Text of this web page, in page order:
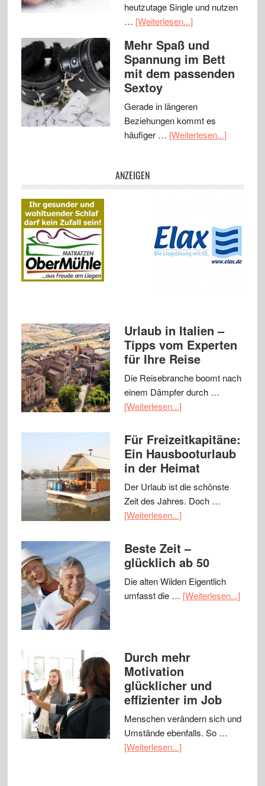
heutzutage Single und nutzen
… [Weiterlesen...]
Mehr Spaß und
Spannung im Bett
mit dem passenden
Sextoy
Gerade in längeren
Beziehungen kommt es
häufiger … [Weiterlesen...]
ANZEIGEN
Urlaub in Italien –
Tipps vom Experten
für Ihre Reise
Die Reisebranche boomt nach
einem Dämpfer durch …
[Weiterlesen...]
Für Freizeitkapitäne:
Ein Hausbooturlaub
in der Heimat
Der Urlaub ist die schönste
Zeit des Jahres. Doch …
[Weiterlesen...]
Beste Zeit –
glücklich ab 50
Die alten Wilden Eigentlich
umfasst die … [Weiterlesen...]
Durch mehr
Motivation
glücklicher und
effizienter im Job
Menschen verändern sich und
Umstände ebenfalls. So …
[Weiterlesen...]